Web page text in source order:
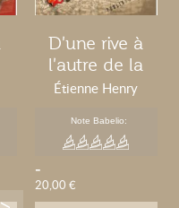
D'une rive à
l'autre de la
Baltique
Étienne Henry
Note Babelio:
-
20,00 €